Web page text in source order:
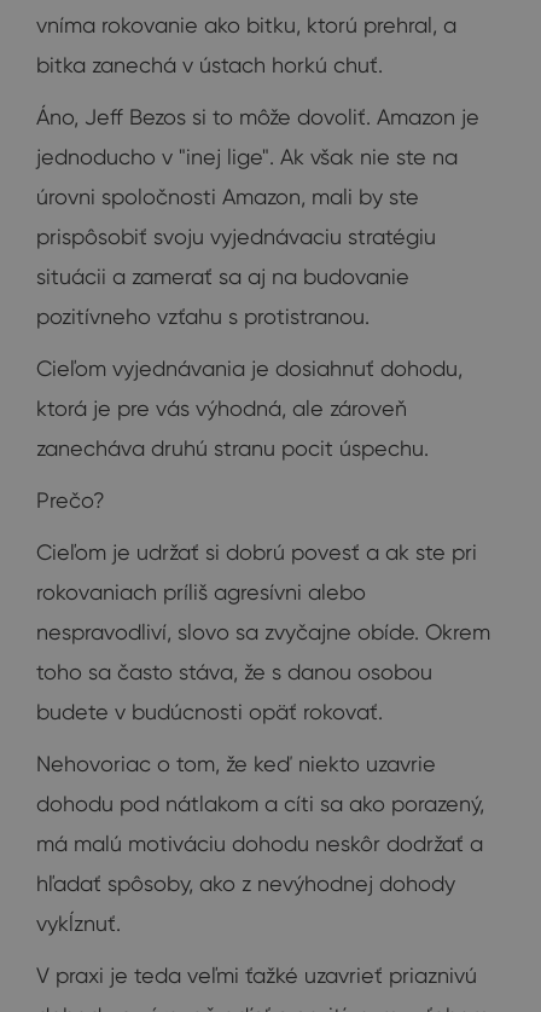
vníma rokovanie ako bitku, ktorú prehral, a
bitka zanechá v ústach horkú chuť.
Áno, Jeff Bezos si to môže dovoliť. Amazon je
jednoducho v "inej lige". Ak však nie ste na
úrovni spoločnosti Amazon, mali by ste
prispôsobiť svoju vyjednávaciu stratégiu
situácii a zamerať sa aj na budovanie
pozitívneho vzťahu s protistranou.
Cieľom vyjednávania je dosiahnuť dohodu,
ktorá je pre vás výhodná, ale zároveň
zanecháva druhú stranu pocit úspechu.
Prečo?
Cieľom je udržať si dobrú povesť a ak ste pri
rokovaniach príliš agresívni alebo
nespravodliví, slovo sa zvyčajne obíde. Okrem
toho sa často stáva, že s danou osobou
budete v budúcnosti opäť rokovať.
Nehovoriac o tom, že keď niekto uzavrie
dohodu pod nátlakom a cíti sa ako porazený,
má malú motiváciu dohodu neskôr dodržať a
hľadať spôsoby, ako z nevýhodnej dohody
vykĺznuť.
V praxi je teda veľmi ťažké uzavrieť priaznivú